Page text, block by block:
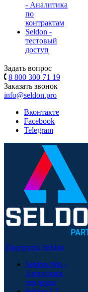
- Аналитика
по
контрактам
Seldon -
тестовый
доступ
Задать вопрос
8 800 300 71 19
Заказать звонок
info@seldon.pro
Вконтакте
Facebook
Telegram
Продукты Seldon
Seldon.Win -
Автопоиск
тендеров